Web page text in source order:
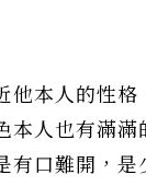
他本人的性
本人也有滿
有口難開，